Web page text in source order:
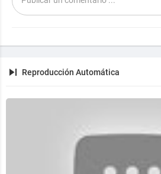
Reproducción Automática